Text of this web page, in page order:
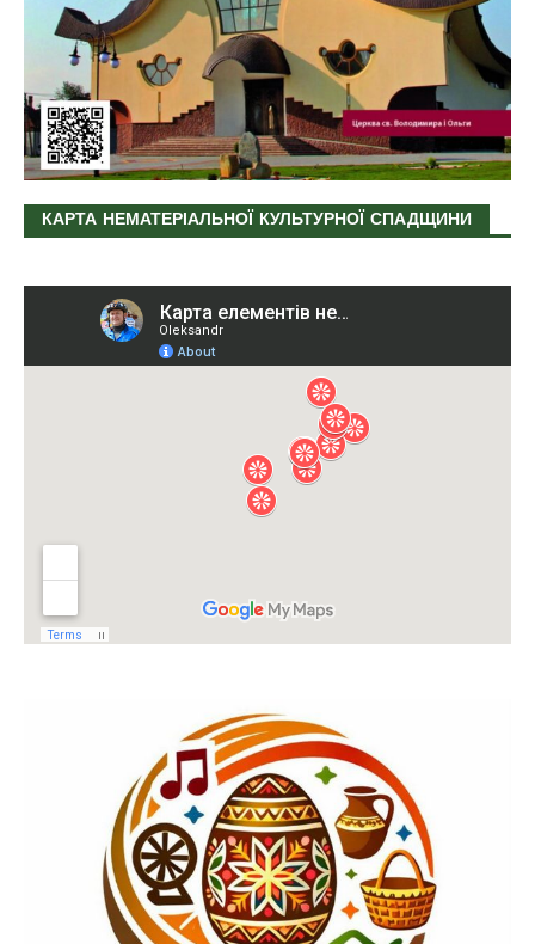
КАРТА НЕМАТЕРІАЛЬНОЇ КУЛЬТУРНОЇ СПАДЩИНИ